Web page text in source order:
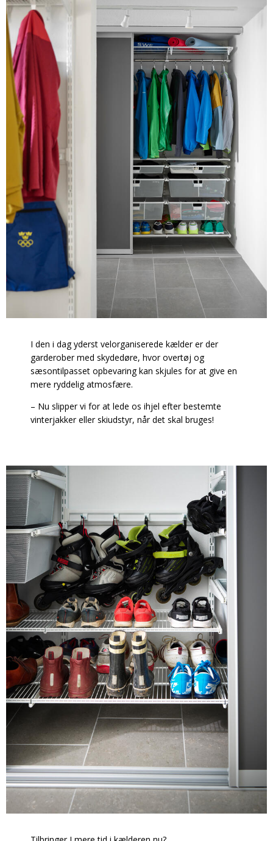
I den i dag yderst velorganiserede kælder er der
garderober med skydedøre, hvor overtøj og
sæsontilpasset opbevaring kan skjules for at give en
mere ryddelig atmosfære.
– Nu slipper vi for at lede os ihjel efter bestemte
vinterjakker eller skiudstyr, når det skal bruges!